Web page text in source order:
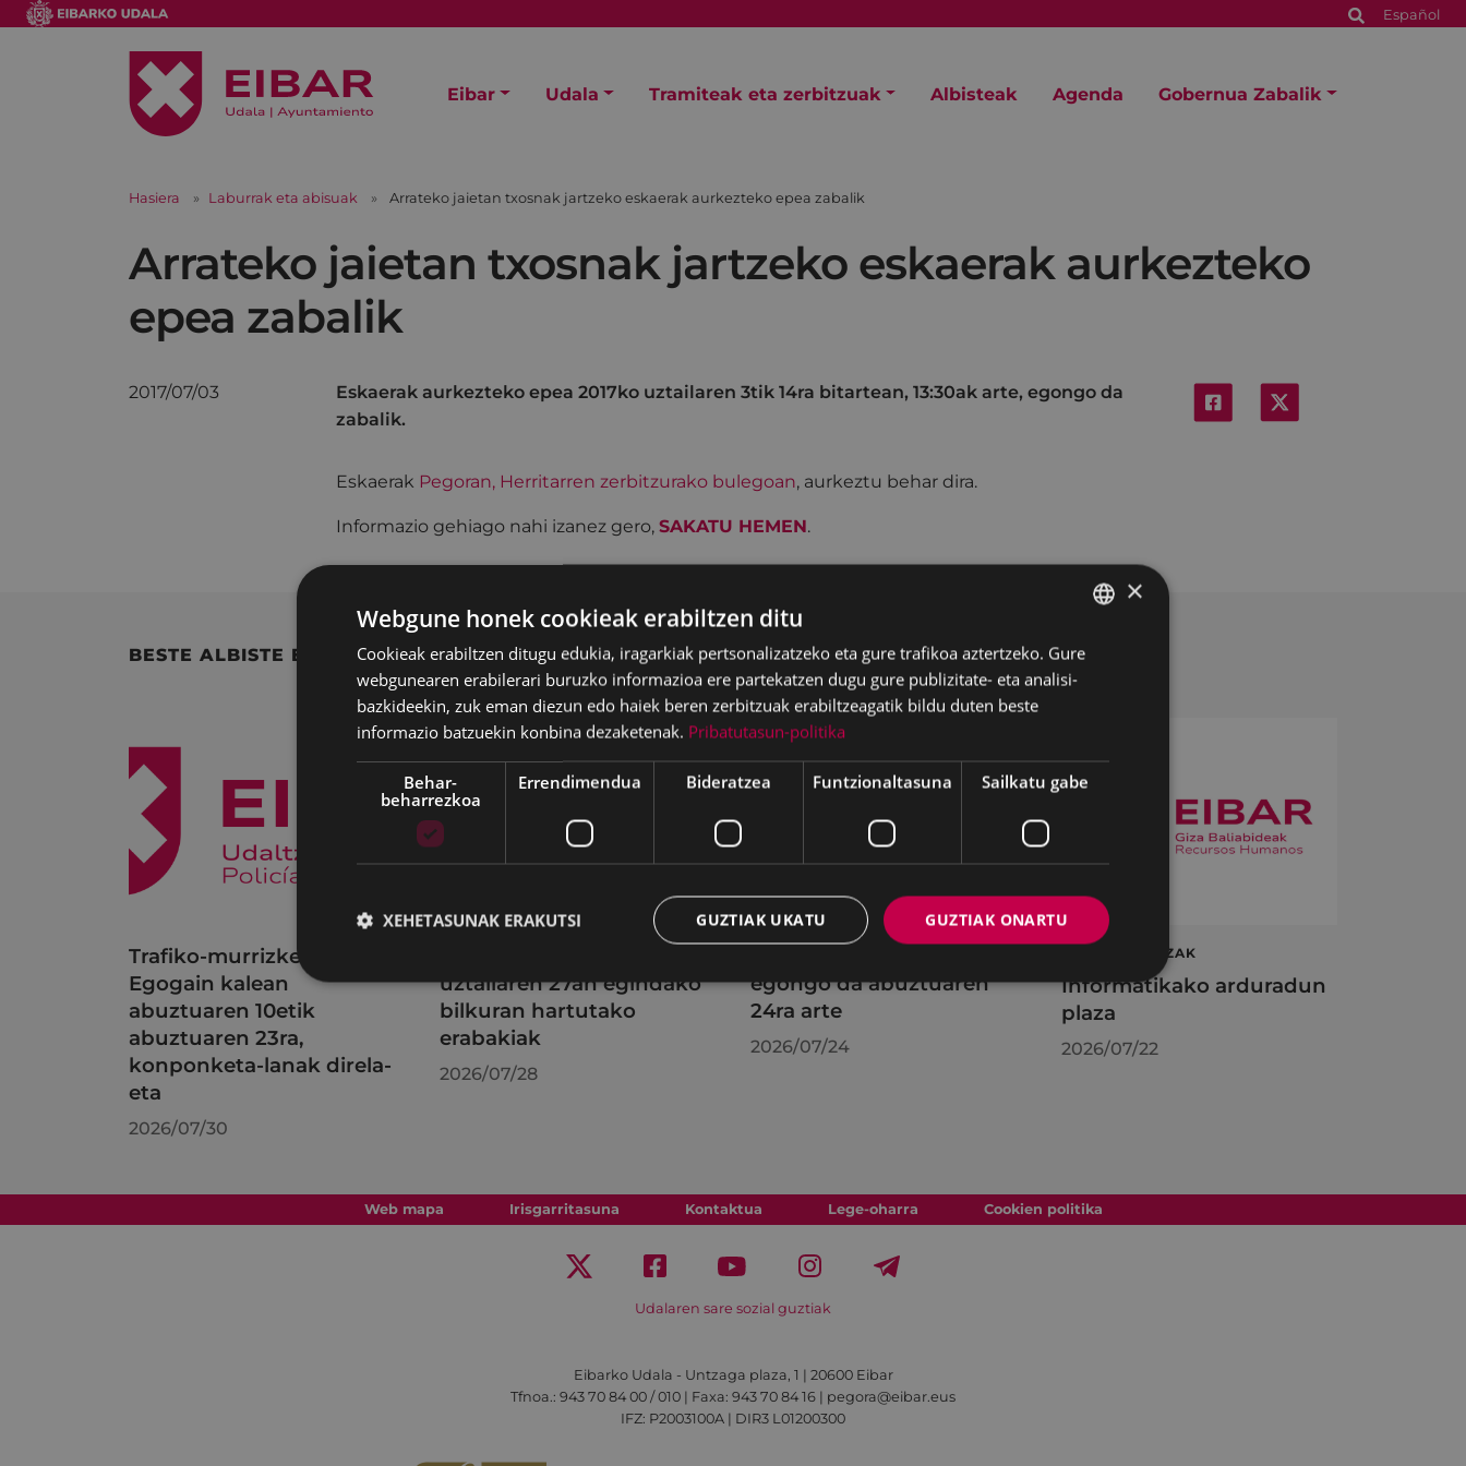
Español
Eibar Udala Tramiteak eta zerbitzuak Albisteak Agenda Gobernua Zabalik
Hasiera Laburrak eta abisuak Arrateko jaietan txosnak jartzeko eskaerak aurkezteko epea zabalik
Arrateko jaietan txosnak jartzeko eskaerak aurkezteko
epea zabalik
2017/07/03
Eskaerak aurkezteko epea 2017ko uztailaren 3tik 14ra bitartean, 13:30ak arte, egongo da
zabalik.
Eskaerak Pegoran, Herritarren zerbitzurako bulegoan, aurkeztu behar dira.
Informazio gehiago nahi izanez gero, SAKATU HEMEN.
BESTE ALBISTE BATZUK
Trafiko-murrizketak
Egogain kalean
abuztuaren 10etik
abuztuaren 23ra,
konponketa-lanak direla-
eta
2026/07/30
uztailaren 27an egindako
bilkuran hartutako
erabakiak
2026/07/28
egongo da abuztuaren
24ra arte
2026/07/24
LAN ESKAINTZAK
Informatikako arduradun
plaza
2026/07/22
Web mapa Irisgarritasuna Kontaktua Lege-oharra Cookien politika
Udalaren sare sozial guztiak
Eibarko Udala - Untzaga plaza, 1 | 20600 Eibar
Tfnoa.: 943 70 84 00 / 010 | Faxa: 943 70 84 16 | pegora@eibar.eus
IFZ: P2003100A | DIR3 L01200300
BASQUE
SPANISH
×
Webgune honek cookieak erabiltzen ditu
Cookieak erabiltzen ditugu edukia, iragarkiak pertsonalizatzeko eta gure trafikoa aztertzeko. Gure
webgunearen erabilerari buruzko informazioa ere partekatzen dugu gure publizitate- eta analisi-
bazkideekin, zuk eman diezun edo haiek beren zerbitzuak erabiltzeagatik bildu duten beste
informazio batzuekin konbina dezaketenak. Pribatutasun-politika
Behar-
beharrezkoa
Errendimendua Bideratzea Funtzionaltasuna Sailkatu gabe
GUZTIAK ONARTU
GUZTIAK UKATU
XEHETASUNAK ERAKUTSI